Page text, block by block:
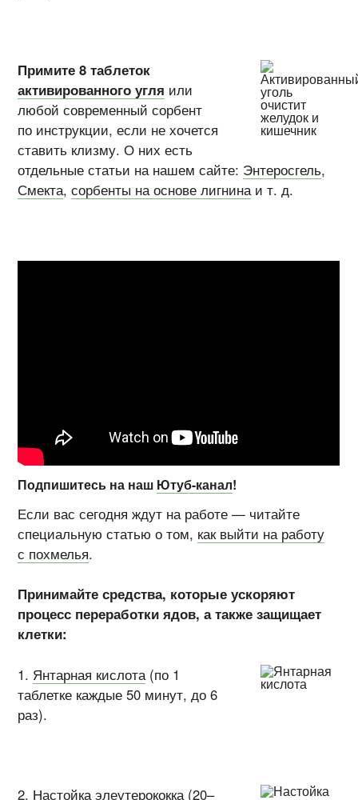
Примите 8 таблеток
активированного угля или
любой современный сорбент
по инструкции, если не хочется
ставить клизму. О них есть
отдельные статьи на нашем сайте: Энтеросгель,
Смекта,сорбенты на основе лигнинаи т. д.
Подпишитесь на наш Ютуб-канал!
Если вас сегодня ждут на работе — читайте
специальную статью о том, как выйти на работу
с похмелья.
Принимайте средства, которые ускоряют
процесс переработки ядов, а также защищает
клетки:
1. Янтарная кислота (по 1
таблетке каждые 50 минут, до 6
раз).
2. Настойка элеутерококка(20–